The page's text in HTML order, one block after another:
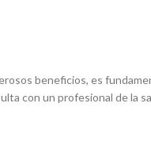
beneficios, es
con un profesional de la